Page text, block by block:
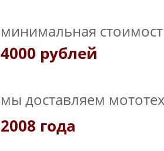
минимальная
4000 рублей
мы доставляем
2008 года